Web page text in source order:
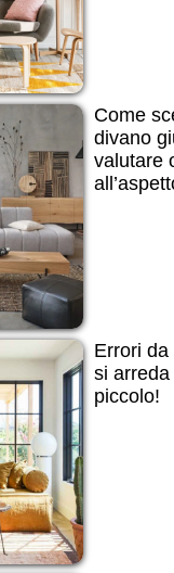
Come
divano
valutare
Errori
si
piccolo!